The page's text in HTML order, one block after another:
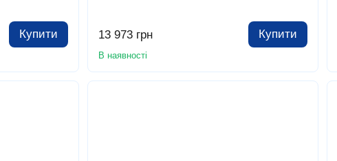
Купити 13 973 грн Купити
В наявності